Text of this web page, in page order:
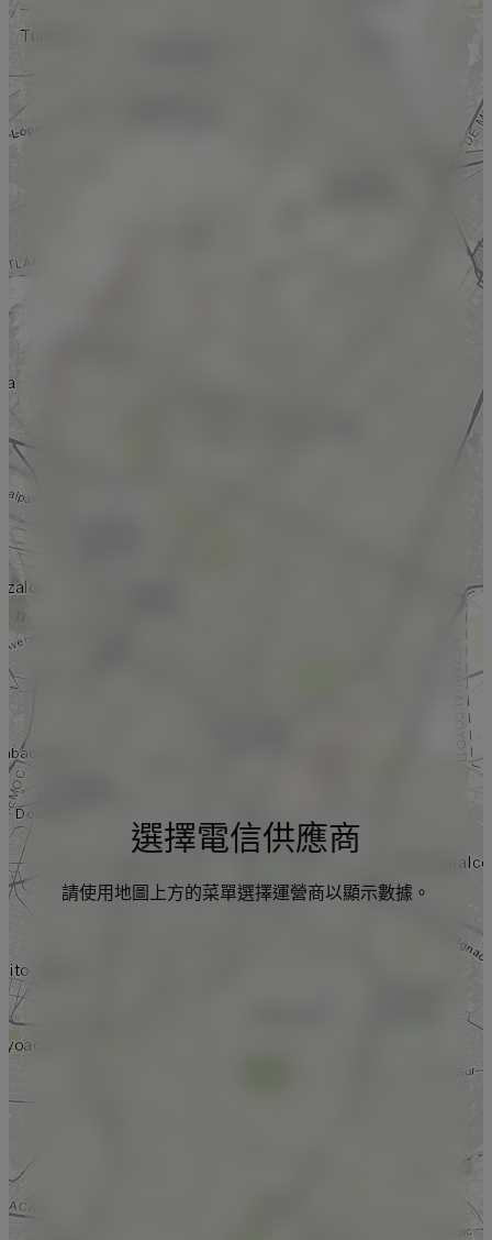
選擇電信供應商
請使用地圖上方的菜單選擇運營商以顯示數據。